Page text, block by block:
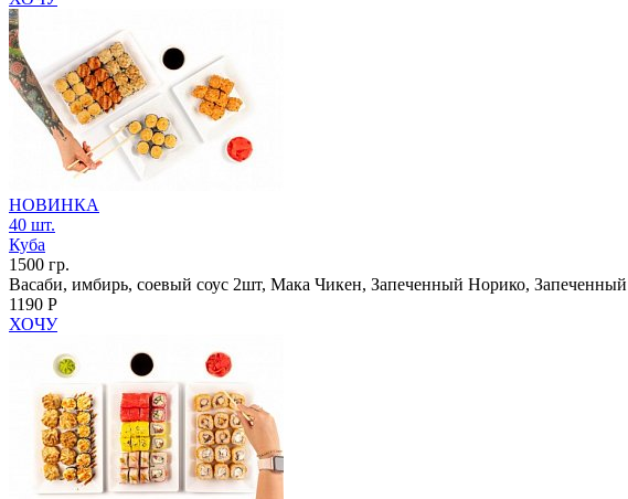
НОВИНКА
40 шт.
Куба
1500 гр.
Васаби, имбирь, соевый соус 2шт, Мака Чикен, Запеченный Норико,
1190 Р
ХОЧУ